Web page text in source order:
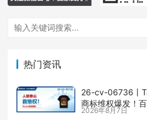
热门资讯
26-cv-06736㇑
商标维权爆发！
场TRO横扫多个类
2026年8月7日